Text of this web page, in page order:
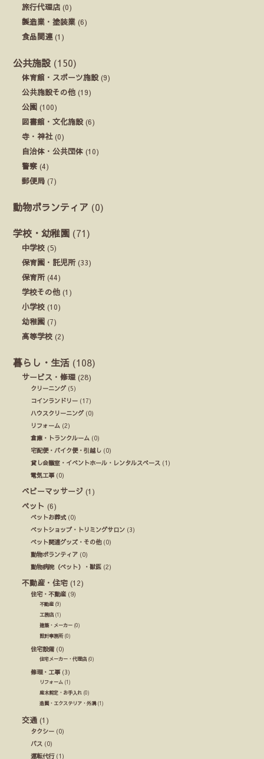
旅行代理店 (0)
製造業・塗装業 (6)
食品関連 (1)
公共施設 (150)
体育館・スポーツ施設(9)
公共施設その他 (19)
公園 (100)
図書館・文化施設(6)
寺・神社(0)
自治体・公共団体 (10)
警察 (4)
郵便局 (7)
動物ボランティア (0)
学校・幼稚園 (71)
中学校 (5)
保育園・託児所(33)
保育所(44)
学校その他 (1)
小学校 (10)
幼稚園 (7)
高等学校 (2)
暮らし・生活 (108)
サービス・修理 (28)
クリーニング(5)
コインランドリー (17)
ハウスクリーニング(0)
リフォーム (2)
倉庫・トランクルーム (0)
宅配便・バイク便・引越し (0)
貸し会議室・イベントホール・レンタルスペース (1)
電気工事(0)
ベビーマッサージ (1)
ペット (6)
ペットお葬式(0)
ペットショップ・トリミングサロン (3)
ペット関連グッズ・その他(0)
動物ボランティア (0)
動物病院（ペット）・獣医 (2)
不動産・住宅 (12)
住宅・不動産 (9)
不動産 (9)
工務店 (1)
建築・メーカー (0)
設計事務所(0)
住宅設備(0)
住宅メーカー・代理店 (0)
修理・工事(3)
リフォーム (1)
庭木剪定・お手入れ (0)
造園・エクステリア・外溝(1)
交通 (1)
タクシー (0)
バス (0)
運転代行(1)